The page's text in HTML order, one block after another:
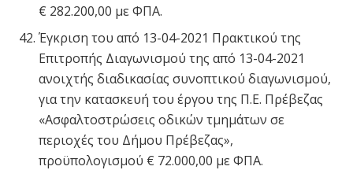
€ 282.200,00 με ΦΠΑ.
Έγκριση του από 13-04-2021 Πρακτικού της
Επιτροπής Διαγωνισμού της από 13-04-2021
ανοιχτής διαδικασίας συνοπτικού διαγωνισμού,
για την κατασκευή του έργου της Π.Ε. Πρέβεζας
«Ασφαλτοστρώσεις οδικών τμημάτων σε
περιοχές του Δήμου Πρέβεζας»,
προϋπολογισμού € 72.000,00 με ΦΠΑ.